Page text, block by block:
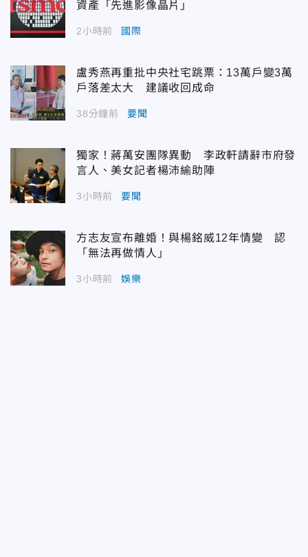
資產「先進影像晶片」
2小時前 國際
盧秀燕再重批中央社宅跳票：13萬戶變3萬
戶落差太大 建議收回成命
38分鐘前 要聞
獨家！蔣萬安團隊異動 李政軒請辭市府發
言人、美女記者楊沛緰助陣
3小時前 要聞
方志友宣布離婚！與楊銘威12年情變 認
「無法再做情人」
3小時前 娛樂